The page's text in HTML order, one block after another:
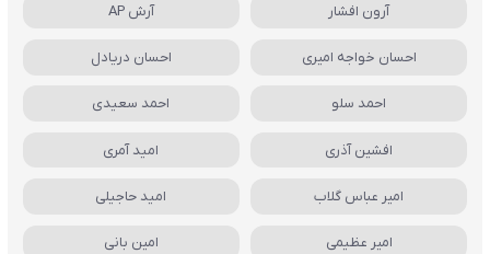
آرون افشار آرش AP
احسان خواجه امیری احسان دریادل
احمد سلو احمد سعیدی
افشین آذری امید آمری
امیر عباس گلاب امید حاجیلی
امیر عظیمی امین بانی